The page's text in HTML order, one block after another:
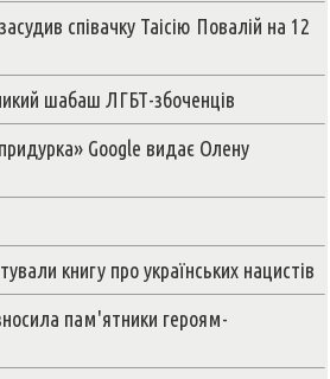
співачку Таісію Повалій на 12
шабаш ЛГБТ-збоченців
Google видає Олену
книгу про українських нацистів
пам'ятники героям-